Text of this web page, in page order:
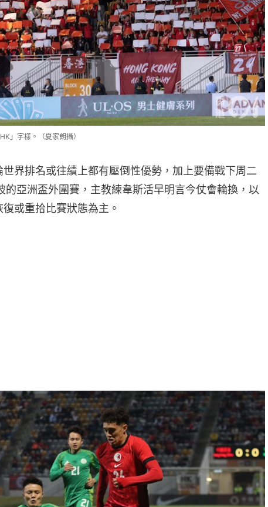
」字樣。（夏家朗攝）
界排名或往績上都有壓倒性優勢，加上要備戰下周二
的亞洲盃外圍賽，主教練韋斯活早明言今仗會輪換，以
或重拾比賽狀態為主。